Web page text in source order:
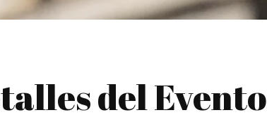
del Evento